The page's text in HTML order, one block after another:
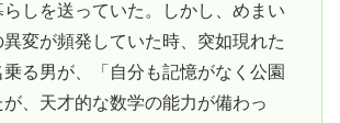
しを送っていた。しかし、めまい
変が頻発していた時、突如現れた
る男が、「自分も記憶がなく公園
、天才的な数学の能力が備わっ